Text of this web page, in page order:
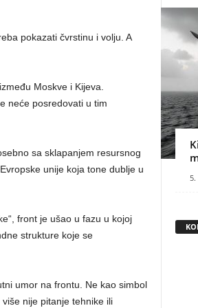
pokazati čvrstinu i volju. A
Moskve i Kijeva.
neće posredovati u tim
sa sklapanjem resursnog
unije koja tone dublje u
front je ušao u fazu u kojoj
strukture koje se
umor na frontu. Ne kao simbol
nije pitanje tehnike ili
5.